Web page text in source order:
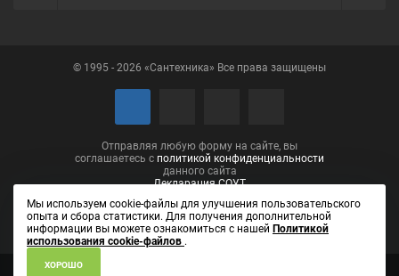
Полотенцедержатели
Сушилки для белья
© 1995 - 2026 «Сантехника» Все права защищены
Отправляя любую форму на сайте, вы
соглашаетесь с политикой конфиденциальности
данного сайта
Декларация СОУТ
ИП Лаптева Елена Вениаминовна ОГРН 304434531001090
Мы используем cookie-файлы для улучшения пользовательского
опыта и сбора статистики. Для получения дополнительной
информации вы можете ознакомиться с нашей Политикой
использования cookie-файлов .
ХОРОШО